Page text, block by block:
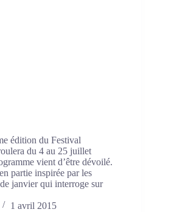
édition du Festival
du 4 au 25 juillet
vient d’être dévoilé.
partie inspirée par les
janvier qui interroge sur
1 avril 2015